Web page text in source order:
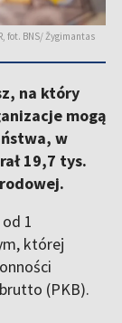
fot. BNS/ Žygimantas
na który
mogą
w
19,7 tys.
1
której
(PKB).